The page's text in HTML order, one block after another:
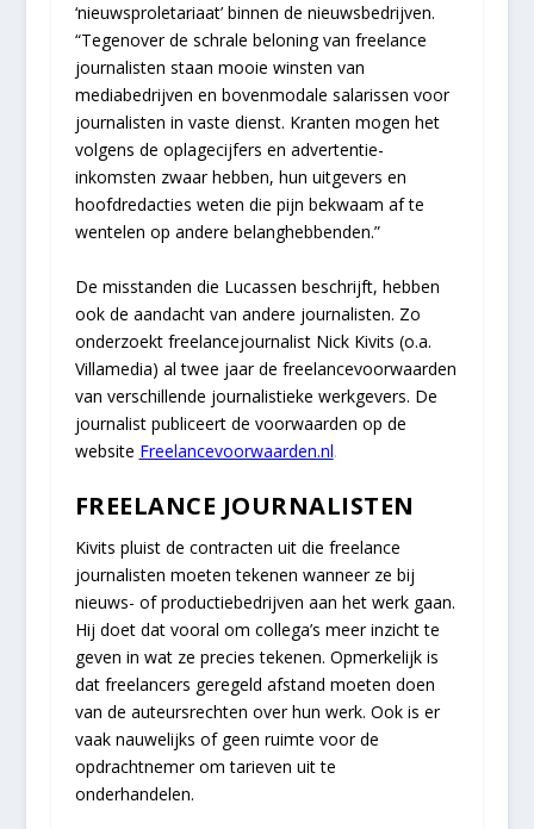
‘nieuwsproletariaat’ binnen de nieuwsbedrijven.
“Tegenover de schrale beloning van freelance
journalisten staan mooie winsten van
mediabedrijven en bovenmodale salarissen voor
journalisten in vaste dienst. Kranten mogen het
volgens de oplagecijfers en advertentie-
inkomsten zwaar hebben, hun uitgevers en
hoofdredacties weten die pijn bekwaam af te
wentelen op andere belanghebbenden.”
De misstanden die Lucassen beschrijft, hebben
ook de aandacht van andere journalisten. Zo
onderzoekt freelancejournalist Nick Kivits (o.a.
Villamedia) al twee jaar de freelancevoorwaarden
van verschillende journalistieke werkgevers. De
journalist publiceert de voorwaarden op de
website Freelancevoorwaarden.nl.
FREELANCE JOURNALISTEN
Kivits pluist de contracten uit die freelance
journalisten moeten tekenen wanneer ze bij
nieuws- of productiebedrijven aan het werk gaan.
Hij doet dat vooral om collega’s meer inzicht te
geven in wat ze precies tekenen. Opmerkelijk is
dat freelancers geregeld afstand moeten doen
van de auteursrechten over hun werk. Ook is er
vaak nauwelijks of geen ruimte voor de
opdrachtnemer om tarieven uit te
onderhandelen.